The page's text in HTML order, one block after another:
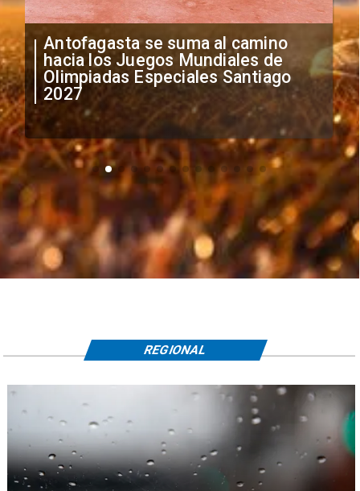
"Falta de profesionalismo": Sifup
anuncia medidas por situación
irregular de futbolistas
extranjeros
REGIONAL